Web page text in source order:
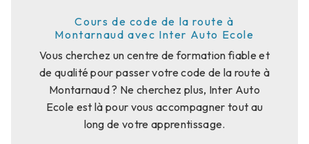
Cours de code de la route à
Montarnaud avec Inter Auto Ecole
Vous cherchez un centre de formation fiable et
de qualité pour passer votre code de la route à
Montarnaud ? Ne cherchez plus, Inter Auto
Ecole est là pour vous accompagner tout au
long de votre apprentissage.